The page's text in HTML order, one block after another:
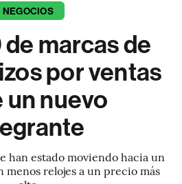
NEGOCIOS
de marcas de
por ventas
un nuevo
han estado moviendo hacia un
menos relojes a un precio más